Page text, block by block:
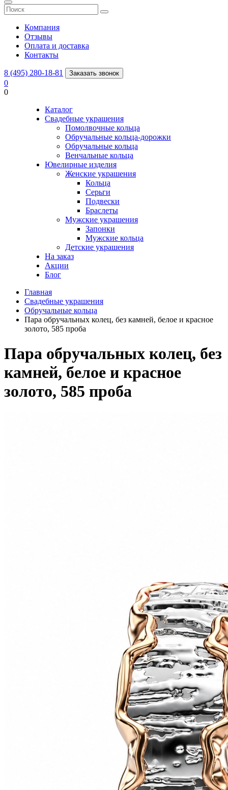
Компания
Отзывы
Оплата и доставка
Контакты
8 (495) 280-18-81 Заказать звонок
0
0
Каталог
Свадебные украшения
Помолвочные кольца
Обручальные кольца-дорожки
Обручальные кольца
Венчальные кольца
Ювелирные изделия
Женские украшения
Кольца
Серьги
Подвески
Браслеты
Мужские украшения
Запонки
Мужские кольца
Детские украшения
На заказ
Акции
Блог
Главная
Свадебные украшения
Обручальные кольца
Пара обручальных колец, без камней, белое и красное
золото, 585 проба
Пара обручальных колец, без
камней, белое и красное
золото, 585 проба